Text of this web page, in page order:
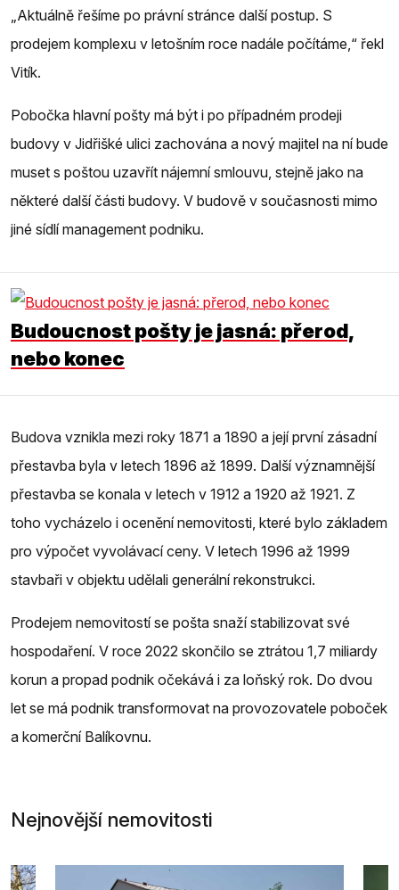
„Aktuálně řešíme po právní stránce další postup. S
prodejem komplexu v letošním roce nadále počítáme,“ řekl
Vitík.
Pobočka hlavní pošty má být i po případném prodeji
budovy v Jidřišké ulici zachována a nový majitel na ní bude
muset s poštou uzavřít nájemní smlouvu, stejně jako na
některé další části budovy. V budově v současnosti mimo
jiné sídlí management podniku.
Budoucnost pošty je jasná: přerod,
nebo konec
Budova vznikla mezi roky 1871 a 1890 a její první zásadní
přestavba byla v letech 1896 až 1899. Další významnější
přestavba se konala v letech v 1912 a 1920 až 1921. Z
toho vycházelo i ocenění nemovitosti, které bylo základem
pro výpočet vyvolávací ceny. V letech 1996 až 1999
stavbaři v objektu udělali generální rekonstrukci.
Prodejem nemovitostí se pošta snaží stabilizovat své
hospodaření. V roce 2022 skončilo se ztrátou 1,7 miliardy
korun a propad podnik očekává i za loňský rok. Do dvou
let se má podnik transformovat na provozovatele poboček
a komerční Balíkovnu.
Nejnovější nemovitosti